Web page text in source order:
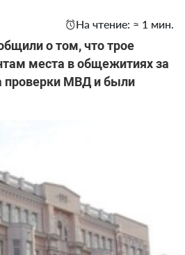
На чтение: ≈ 1 мин.
о том, что трое
места в общежитиях за
проверки МВД и были